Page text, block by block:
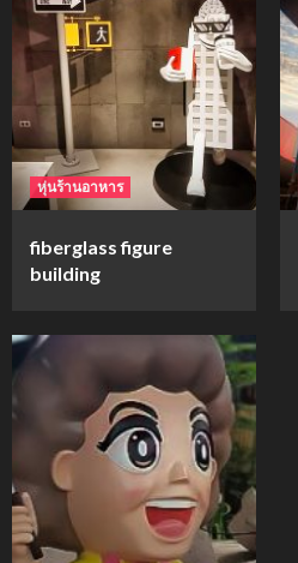
3
4
mockups
ม็อคอัพขวด bsab
5
ม็อคอัพน้ำมันวังว่าน
หุ่นร้านอาหาร
fiberglass figure
building